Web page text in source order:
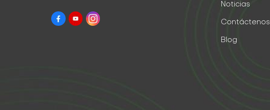
Noticias
Contáctenos
Blog